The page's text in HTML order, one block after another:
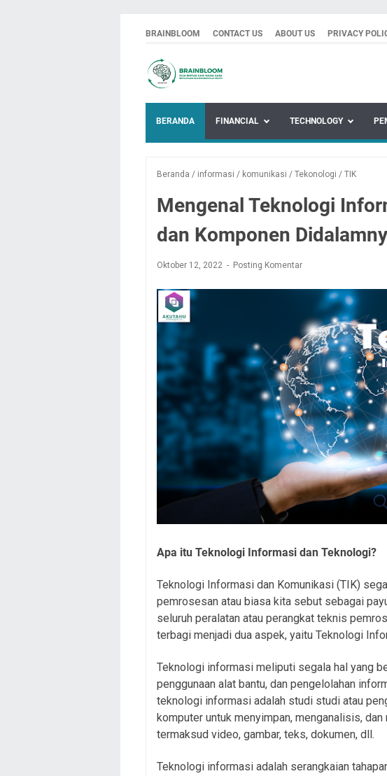
BRAINBLOOM CONTACT US ABOUT US PRIVACY
BERANDA FINANCIAL TECHNOLOGY
Beranda / informasi / komunikasi / Tekonologi / TIK
Mengenal Teknologi
dan Komponen
Oktober 12, 2022 Posting Komentar
Apa itu Teknologi Informasi dan Teknologi?
Teknologi Informasi dan Komunikasi (TIK)
pemrosesan atau biasa kita sebut sebagai
seluruh peralatan atau perangkat teknis
terbagi menjadi dua aspek, yaitu Teknologi
Teknologi informasi meliputi segala hal yang
penggunaan alat bantu, dan pengelolahan
teknologi informasi adalah studi studi atau
komputer untuk menyimpan, menganalisis,
termaksud video, gambar, teks, dokumen, dll.
Teknologi informasi adalah serangkaian